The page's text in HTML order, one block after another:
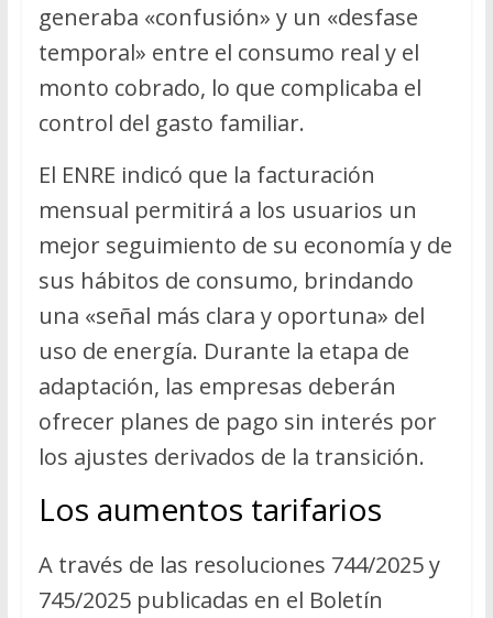
generaba «confusión» y un «desfase
temporal» entre el consumo real y el
monto cobrado, lo que complicaba el
control del gasto familiar.
El ENRE indicó que la facturación
mensual permitirá a los usuarios un
mejor seguimiento de su economía y de
sus hábitos de consumo, brindando
una «señal más clara y oportuna» del
uso de energía. Durante la etapa de
adaptación, las empresas deberán
ofrecer planes de pago sin interés por
los ajustes derivados de la transición.
Los aumentos tarifarios
A través de las resoluciones 744/2025 y
745/2025 publicadas en el Boletín